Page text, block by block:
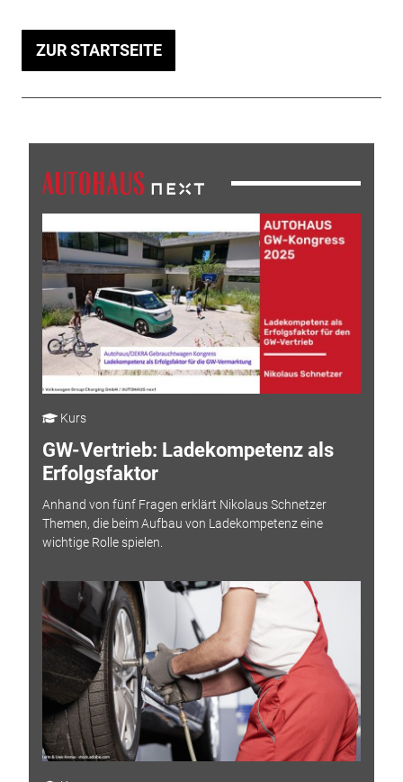
ZUR STARTSEITE
Kurs
GW-Vertrieb: Ladekompetenz als
Erfolgsfaktor
Anhand von fünf Fragen erklärt Nikolaus Schnetzer
Themen, die beim Aufbau von Ladekompetenz eine
wichtige Rolle spielen.